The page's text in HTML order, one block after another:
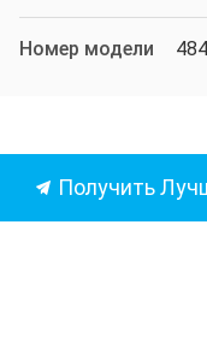
Номер модели
Получить